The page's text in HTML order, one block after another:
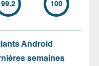
99.2 100
Android
semaines